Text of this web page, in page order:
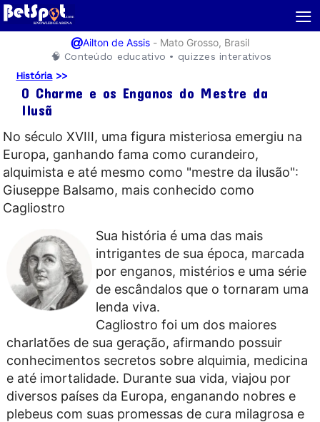
≡
@Ailton de Assis - Mato Grosso, Brasil
🧠 Conteúdo educativo • quizzes interativos
História>>
O Charme e os Enganos do Mestre da
Ilusã
No século XVIII, uma figura misteriosa emergiu na
Europa, ganhando fama como curandeiro,
alquimista e até mesmo como "mestre da ilusão":
Giuseppe Balsamo, mais conhecido como
Cagliostro
Sua história é uma das mais
intrigantes de sua época, marcada
por enganos, mistérios e uma série
de escândalos que o tornaram uma
lenda viva.
Cagliostro foi um dos maiores
charlatões de sua geração, afirmando possuir
conhecimentos secretos sobre alquimia, medicina
e até imortalidade. Durante sua vida, viajou por
diversos países da Europa, enganando nobres e
plebeus com suas promessas de cura milagrosa e